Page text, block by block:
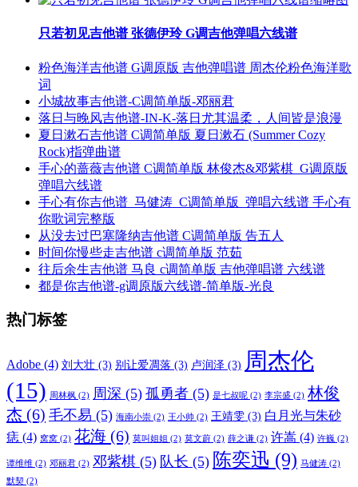
只若初见吉他谱 张德伊玲 G调吉他弹唱六线谱
粉色海洋吉他谱 G调原版 吉他弹唱谱 周杰伦粉色海洋歌
词
小城故事吉他谱-C调简单版-邓丽君
落日与晚风吉他谱-IN-K-落日尤其温柔，人间皆是浪漫
夏日漱石吉他谱 C调简单版 夏日漱石 (Summer Cozy
Rock)指弹曲谱
手心的蔷薇吉他谱 C调简单版 林俊杰&邓紫棋_G调原版
弹唱六线谱
手心有你吉他谱_马健涛_C调简单版_弹唱六线谱 手心有
你歌词完整版
从没去过巴塞隆纳吉他谱 C调简单版 告五人
时间你慢些走吉他谱 c调简单版 范茹
往后余生吉他谱 马良 c调简单版 吉他弹唱谱 六线谱
都是你吉他谱-g调原版六线谱-简单版-光良
热门标签
Adobe (4) 刘大壮 (3) 别让爱凋落 (3) 卢润泽 (3) 周杰伦
(15)
周林枫 (2) 周深 (5) 孤勇者 (5) 是七叔呢 (2) 李宗盛 (2) 林俊
杰 (6) 毛不易 (5) 海南小崇 (2) 王小帅 (2) 王靖雯 (3) 白月光与朱砂
痣 (4) 窝窝 (2) 花海 (6) 莫叫姐姐 (2) 莫文蔚 (2) 薛之谦 (2) 许嵩 (4) 许巍 (2)
谭维维 (2) 邓丽君 (2) 邓紫棋 (5) 队长 (5) 陈奕迅 (9) 马健涛 (2)
默契 (2)